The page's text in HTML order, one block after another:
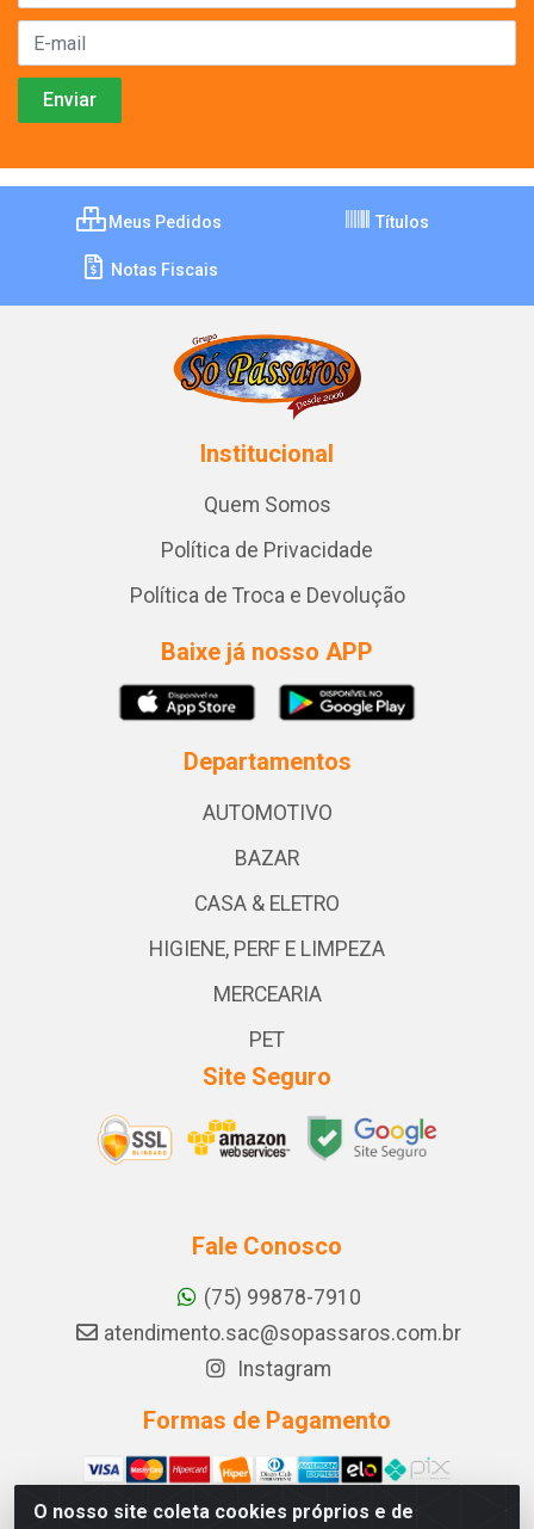
O nosso site coleta cookies próprios e de
Meus Pedidos Títulos
Notas Fiscais
Institucional
Quem Somos
Política de Privacidade
Política de Troca e Devolução
Baixe já nosso APP
Departamentos
AUTOMOTIVO
BAZAR
CASA & ELETRO
HIGIENE, PERF E LIMPEZA
MERCEARIA
PET
Site Seguro
Fale Conosco
(75) 99878-7910
atendimento.sac@sopassaros.com.br
Instagram
Formas de Pagamento